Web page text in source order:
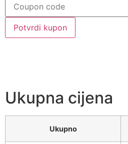
Potvrdi kupon
Ukupna cijena
Ukupno